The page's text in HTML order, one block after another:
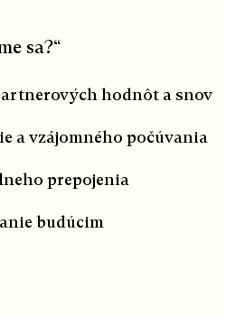
sa?“
hodnôt a snov
a vzájomného počúvania
prepojenia
budúcim